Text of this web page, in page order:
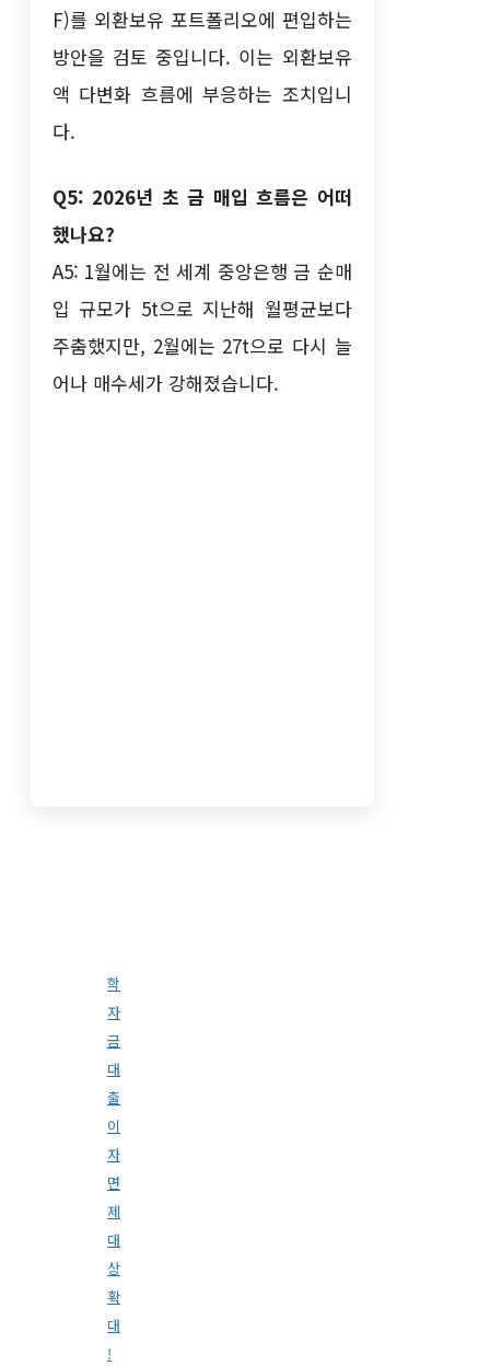
F)를 외환보유 포트폴리오에 편입하는
방안을 검토 중입니다. 이는 외환보유
액 다변화 흐름에 부응하는 조치입니
다.
Q5: 2026년 초 금 매입 흐름은 어떠
했나요?
A5: 1월에는 전 세계 중앙은행 금 순매
입 규모가 5t으로 지난해 월평균보다
주춤했지만, 2월에는 27t으로 다시 늘
어나 매수세가 강해졌습니다.
학
자
금
대
출
이
자
면
제
대
상
확
대
!